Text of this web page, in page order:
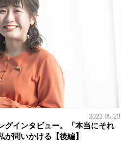
2023.05.23
グインタビュー。「本当にそれ
問いかける【後編】